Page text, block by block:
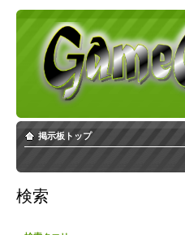
掲示板トップ
検索